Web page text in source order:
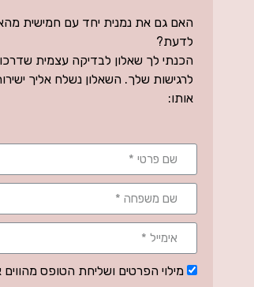
האם גם את נמנית יחד עם חמישית
לדעת?
הכנתי לך שאלון לבדיקה עצמית
לרגישות שלך. השאלון נשלח אליך
אותו:
מילוי הפרטים ושליחת הטופס